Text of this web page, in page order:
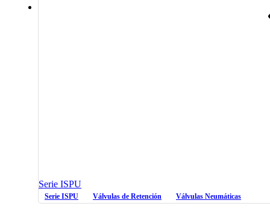
Serie ISPU
Serie ISPU Válvulas de Retención Válvulas Neumáticas